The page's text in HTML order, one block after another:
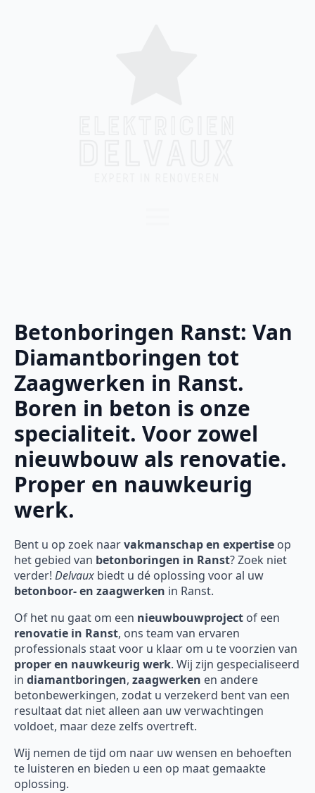
Betonboringen Ranst: Van
Diamantboringen tot
Zaagwerken in Ranst.
Boren in beton is onze
specialiteit. Voor zowel
nieuwbouw als renovatie.
Proper en nauwkeurig
werk.
Bent u op zoek naarvakmanschap en expertise op
het gebied van betonboringen in Ranst? Zoek niet
verder! Delvaux biedt u dé oplossing voor al uw
betonboor- en zaagwerken in Ranst.
Of het nu gaat om een nieuwbouwproject of een
renovatie in Ranst, ons team van ervaren
professionals staat voor u klaar om u te voorzien van
proper en nauwkeurig werk. Wij zijn gespecialiseerd
in diamantboringen, zaagwerken en andere
betonbewerkingen, zodat u verzekerd bent van een
resultaat dat niet alleen aan uw verwachtingen
voldoet, maar deze zelfs overtreft.
Wij nemen de tijd om naar uw wensen en behoeften
te luisteren en bieden u een op maat gemaakte
oplossing.